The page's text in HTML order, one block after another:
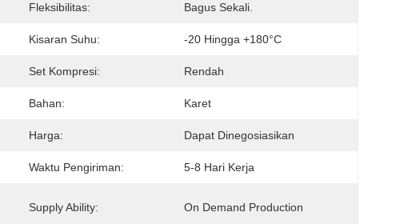
Fleksibilitas: Bagus Sekali.
Kisaran Suhu: -20 Hingga +180°C
Set Kompresi: Rendah
Bahan: Karet
Harga: Dapat Dinegosiasikan
Waktu Pengiriman: 5-8 Hari Kerja
Supply Ability: On Demand Production